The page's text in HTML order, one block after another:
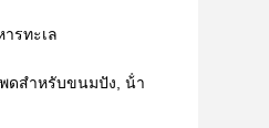
รทะเล
ดสําหรับขนมปัง, น้ํา